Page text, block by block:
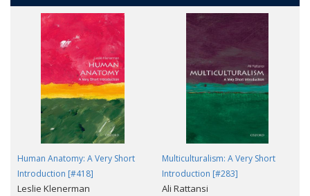
Human Anatomy: A Very Short
Introduction [#418]
Leslie Klenerman
Multiculturalism: A Very Short
Introduction [#283]
Ali Rattansi